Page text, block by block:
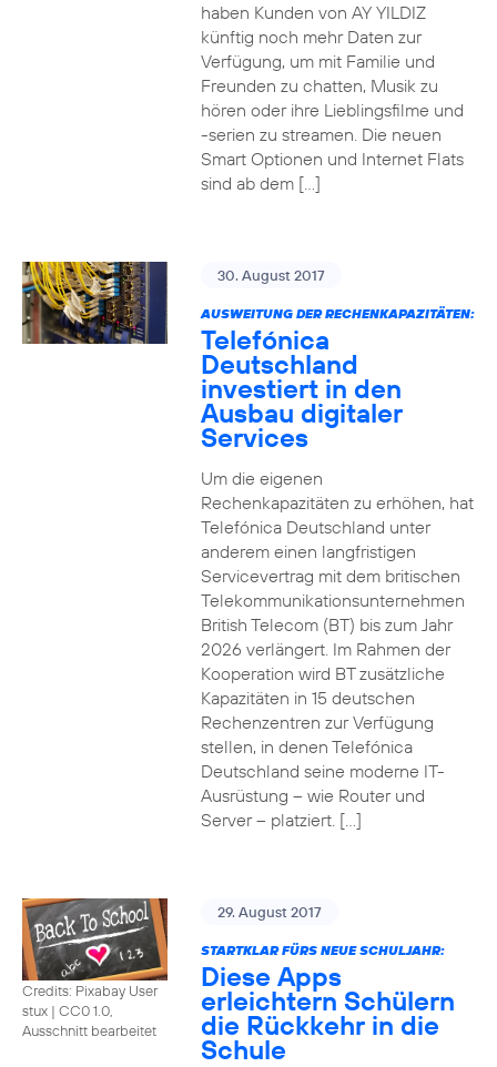
haben Kunden von AY YILDIZ
künftig noch mehr Daten zur
Verfügung, um mit Familie und
Freunden zu chatten, Musik zu
hören oder ihre Lieblingsfilme und
-serien zu streamen. Die neuen
Smart Optionen und Internet Flats
sind ab dem […]
30. August 2017
AUSWEITUNG DER RECHENKAPAZITÄTEN:
Telefónica
Deutschland
investiert in den
Ausbau digitaler
Services
Um die eigenen
Rechenkapazitäten zu erhöhen, hat
Telefónica Deutschland unter
anderem einen langfristigen
Servicevertrag mit dem britischen
Telekommunikationsunternehmen
British Telecom (BT) bis zum Jahr
2026 verlängert. Im Rahmen der
Kooperation wird BT zusätzliche
Kapazitäten in 15 deutschen
Rechenzentren zur Verfügung
stellen, in denen Telefónica
Deutschland seine moderne IT-
Ausrüstung – wie Router und
Server – platziert. […]
Credits: Pixabay User
stux | CC0 1.0,
Ausschnitt bearbeitet
29. August 2017
STARTKLAR FÜRS NEUE SCHULJAHR:
Diese Apps
erleichtern Schülern
die Rückkehr in die
Schule